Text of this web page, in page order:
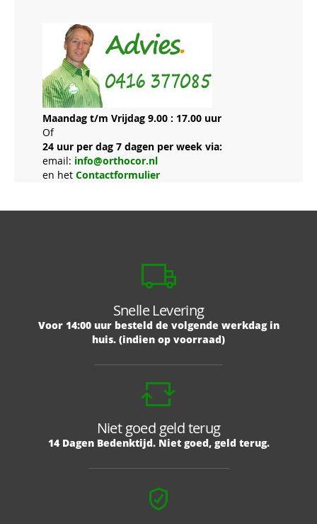
Maandag t/m Vrijdag 9.00 : 17.00 uur
Of
24 uur per dag 7 dagen per week via:
email: info@orthocor.nl
en het Contactformulier
Snelle Levering
Voor 14:00 uur besteld de volgende werkdag in
huis. (indien op voorraad)
Niet goed geld terug
14 Dagen Bedenktijd. Niet goed, geld terug.